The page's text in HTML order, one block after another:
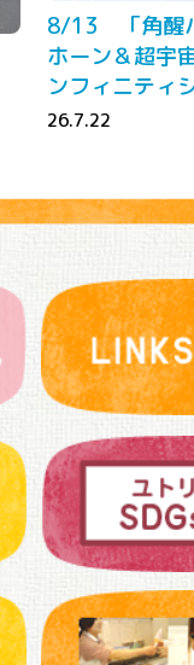
8/13 「角醒
ホーン＆超宇
ンフィニティ
26.7.22